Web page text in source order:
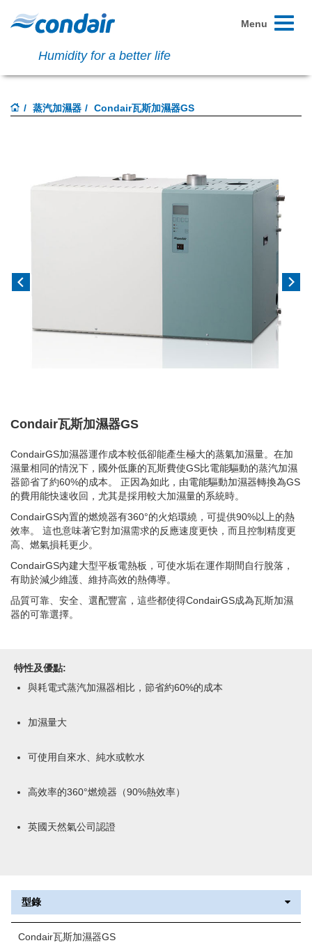
Humidity for a better life
Toggle
Menu
蒸汽加濕器 Condair瓦斯加濕器GS
Condair瓦斯加濕器GS
CondairGS加濕器運作成本較低卻能產生極大的蒸氣加濕量。在加
濕量相同的情況下，國外低廉的瓦斯費使GS比電能驅動的蒸汽加濕
器節省了約60%的成本。 正因為如此，由電能驅動加濕器轉換為GS
的費用能快速收回，尤其是採用較大加濕量的系統時。
CondairGS內置的燃燒器有360°的火焰環繞，可提供90%以上的熱
效率。 這也意味著它對加濕需求的反應速度更快，而且控制精度更
高、燃氣損耗更少。
CondairGS內建大型平板電熱板，可使水垢在運作期間自行脫落，
有助於減少維護、維持高效的熱傳導。
品質可靠、安全、選配豐富，這些都使得CondairGS成為瓦斯加濕
器的可靠選擇。
特性及優點:
與耗電式蒸汽加濕器相比，節省約60%的成本
加濕量大
可使用自來水、純水或軟水
高效率的360°燃燒器（90%熱效率）
英國天然氣公司認證
型錄
Condair瓦斯加濕器GS